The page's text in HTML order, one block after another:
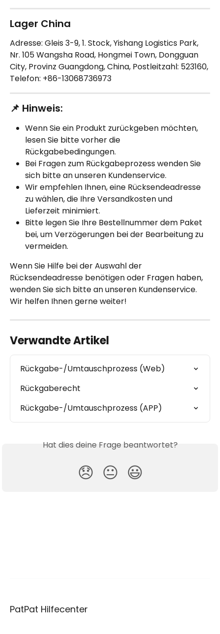
Lager China
Adresse: Gleis 3-9, 1. Stock, Yishang Logistics Park,
Nr. 105 Wangsha Road, Hongmei Town, Dongguan
City, Provinz Guangdong, China, Postleitzahl: 523160,
Telefon: +86-13068736973
📌 Hinweis:
Wenn Sie ein Produkt zurückgeben möchten,
lesen Sie bitte vorher die
Rückgabebedingungen.
Bei Fragen zum Rückgabeprozess wenden Sie
sich bitte an unseren Kundenservice.
Wir empfehlen Ihnen, eine Rücksendeadresse
zu wählen, die Ihre Versandkosten und
Lieferzeit minimiert.
Bitte legen Sie Ihre Bestellnummer dem Paket
bei, um Verzögerungen bei der Bearbeitung zu
vermeiden.
Wenn Sie Hilfe bei der Auswahl der
Rücksendeadresse benötigen oder Fragen haben,
wenden Sie sich bitte an unseren Kundenservice.
Wir helfen Ihnen gerne weiter!
Verwandte Artikel
Rückgabe-/Umtauschprozess (Web)
Rückgaberecht
Rückgabe-/Umtauschprozess (APP)
Hat dies deine Frage beantwortet?
😞 😐 😃
PatPat Hilfecenter